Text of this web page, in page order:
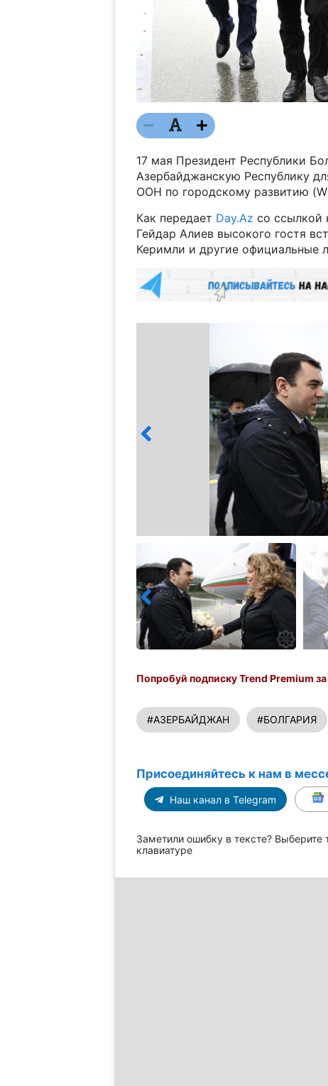
17 мая Президент Республики
Азербайджанскую Республику
ООН по городскому развитию
Как передает Day.Az со ссылкой
Гейдар Алиев высокого гостя
Керимли и другие официальные
Попробуй подписку Trend Premium за
#АЗЕРБАЙДЖАН #БОЛГАРИЯ
Присоединяйтесь к нам в
Наш канал в Telegram
Заметили ошибку в тексте?
клавиатуре